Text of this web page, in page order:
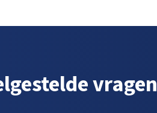
vragen